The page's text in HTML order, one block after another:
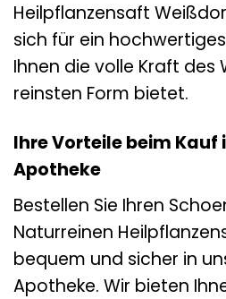
Heilpflanzensaft
sich für ein
Ihnen die volle Kraft des
reinsten Form bietet.
Ihre Vorteile beim Kauf
Apotheke
Bestellen Sie Ihren
Naturreinen
bequem und sicher in
Apotheke. Wir bieten